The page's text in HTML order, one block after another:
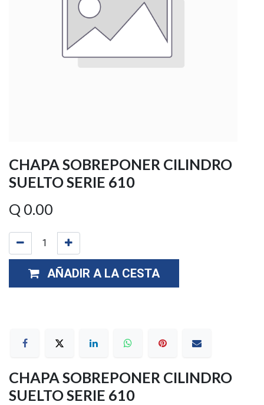
CHAPA SOBREPONER CILINDRO
SUELTO SERIE 610
Q 0.00
AÑADIR A LA CESTA
CHAPA SOBREPONER CILINDRO
SUELTO SERIE 610